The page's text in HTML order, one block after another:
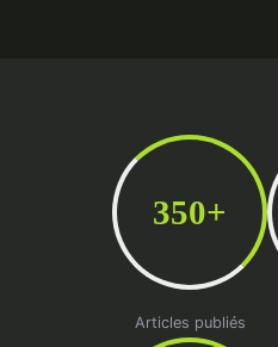
350+
Articles publiés